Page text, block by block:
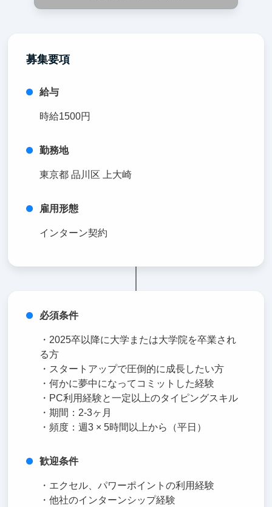
募集要項
給与
時給1500円
勤務地
東京都 品川区 上大崎
雇用形態
インターン契約
必須条件
・2025卒以降に大学または大学院を卒業され
る方
・スタートアップで圧倒的に成長したい方
・何かに夢中になってコミットした経験
・PC利用経験と一定以上のタイピングスキル
・期間：2-3ヶ月
・頻度：週3 × 5時間以上から（平日）
歓迎条件
・エクセル、パワーポイントの利用経験
・他社のインターンシップ経験